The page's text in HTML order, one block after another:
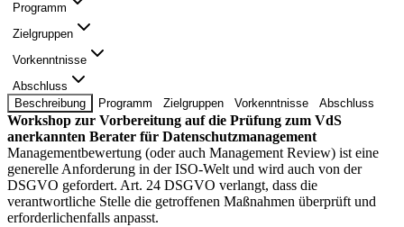
Programm
Zielgruppen
Vorkenntnisse
Abschluss
Beschreibung
Programm Zielgruppen Vorkenntnisse Abschluss
Workshop zur Vorbereitung auf die Prüfung zum VdS
anerkannten Berater für Datenschutzmanagement
Managementbewertung (oder auch Management Review) ist eine
generelle Anforderung in der ISO-Welt und wird auch von der
DSGVO gefordert. Art. 24 DSGVO verlangt, dass die
verantwortliche Stelle die getroffenen Maßnahmen überprüft und
erforderlichenfalls anpasst.